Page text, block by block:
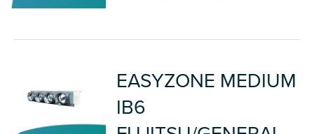
EASYZONE MEDIUM
IB6